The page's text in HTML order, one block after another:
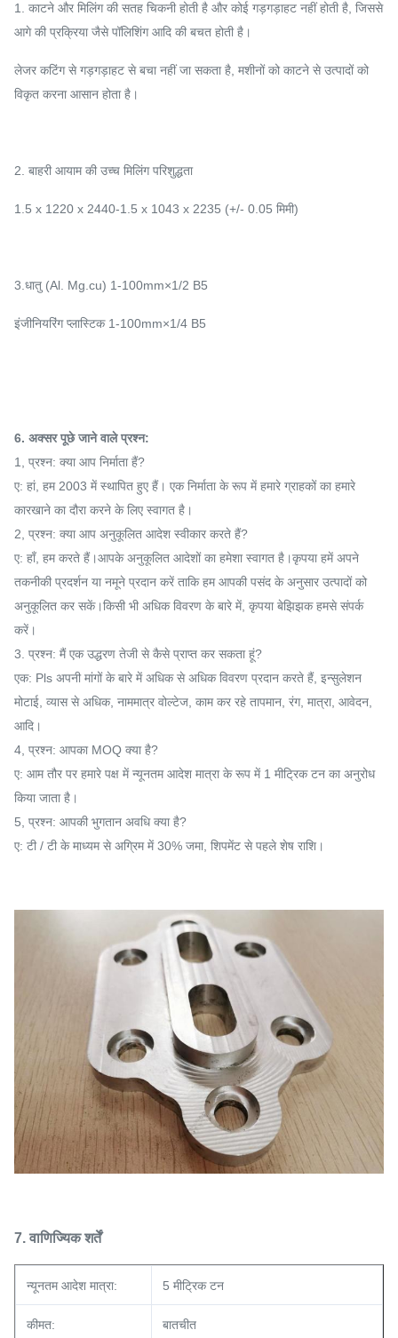
1. काटने और मिलिंग की सतह चिकनी होती है और कोई गड़गड़ाहट नहीं होती है, जिससे
आगे की प्रक्रिया जैसे पॉलिशिंग आदि की बचत होती है।
लेजर कटिंग से गड़गड़ाहट से बचा नहीं जा सकता है, मशीनों को काटने से उत्पादों को
विकृत करना आसान होता है।
2. बाहरी आयाम की उच्च मिलिंग परिशुद्धता
1.5 x 1220 x 2440-1.5 x 1043 x 2235 (+/- 0.05 मिमी)
3.धातु (Al. Mg.cu) 1-100mm×1/2 B5
इंजीनियरिंग प्लास्टिक 1-100mm×1/4 B5
6. अक्सर पूछे जाने वाले प्रश्न:
1, प्रश्न: क्या आप निर्माता हैं?
ए: हां, हम 2003 में स्थापित हुए हैं। एक निर्माता के रूप में हमारे ग्राहकों का हमारे
कारखाने का दौरा करने के लिए स्वागत है।
2, प्रश्न: क्या आप अनुकूलित आदेश स्वीकार करते हैं?
ए: हाँ, हम करते हैं।आपके अनुकूलित आदेशों का हमेशा स्वागत है।कृपया हमें अपने
तकनीकी प्रदर्शन या नमूने प्रदान करें ताकि हम आपकी पसंद के अनुसार उत्पादों को
अनुकूलित कर सकें।किसी भी अधिक विवरण के बारे में, कृपया बेझिझक हमसे संपर्क
करें।
3. प्रश्न: मैं एक उद्धरण तेजी से कैसे प्राप्त कर सकता हूं?
एक: Pls अपनी मांगों के बारे में अधिक से अधिक विवरण प्रदान करते हैं, इन्सुलेशन
मोटाई, व्यास से अधिक, नाममात्र वोल्टेज, काम कर रहे तापमान, रंग, मात्रा, आवेदन,
आदि।
4, प्रश्न: आपका MOQ क्या है?
ए: आम तौर पर हमारे पक्ष में न्यूनतम आदेश मात्रा के रूप में 1 मीट्रिक टन का अनुरोध
किया जाता है।
5, प्रश्न: आपकी भुगतान अवधि क्या है?
ए: टी / टी के माध्यम से अग्रिम में 30% जमा, शिपमेंट से पहले शेष राशि।
7. वाणिज्यिक शर्तें
न्यूनतम आदेश मात्रा: 5 मीट्रिक टन
कीमत: बातचीत